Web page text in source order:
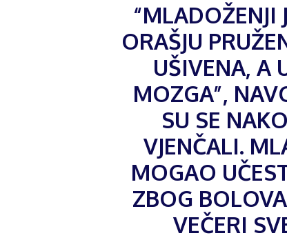
“MLADOŽENJI
ORAŠJU
UŠIVENA, A
MOZGA”,
SU SE
VJENČALI.
MOGAO
ZBOG
VEČERI